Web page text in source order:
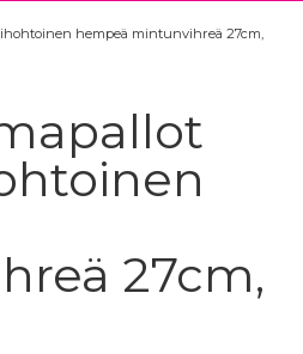
hempeä mintunvihreä 27cm,
27cm,